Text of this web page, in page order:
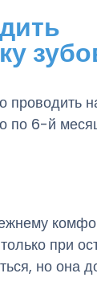
проводить
по 6-й
при
но она